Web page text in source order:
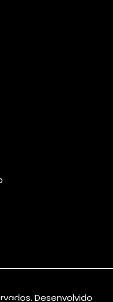
Desenvolvido